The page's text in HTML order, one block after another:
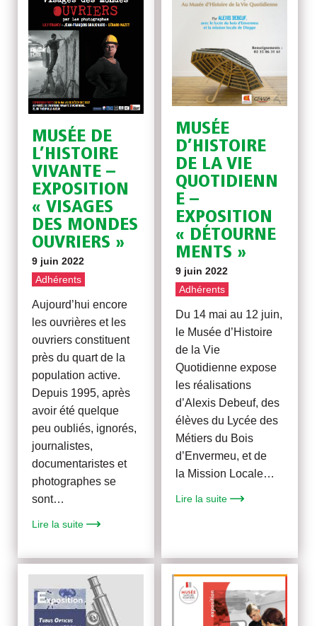
MUSÉE DE
L’HISTOIRE
VIVANTE –
EXPOSITION
« VISAGES
DES MONDES
OUVRIERS »
9 juin 2022
Adhérents
Aujourd’hui encore
les ouvrières et les
ouvriers constituent
près du quart de la
population active.
Depuis 1995, après
avoir été quelque
peu oubliés, ignorés,
journalistes,
documentaristes et
photographes se
sont…
Lire la suite
MUSÉE
D’HISTOIRE
DE LA VIE
QUOTIDIENN
E –
EXPOSITION
« DÉTOURNE
MENTS »
9 juin 2022
Adhérents
Du 14 mai au 12 juin,
le Musée d’Histoire
de la Vie
Quotidienne expose
les réalisations
d’Alexis Debeuf, des
élèves du Lycée des
Métiers du Bois
d’Envermeu, et de
la Mission Locale…
Lire la suite